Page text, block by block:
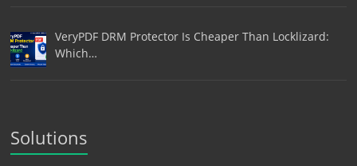
VeryPDF DRM Protector Is Cheaper Than Locklizard:
Which…
Solutions